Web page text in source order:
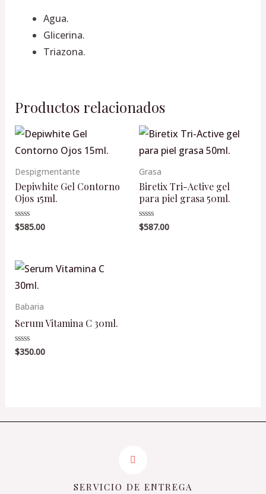
Agua.
Glicerina.
Triazona.
Productos relacionados
Despigmentante
Depiwhite Gel Contorno
Ojos 15ml.
Valorado
en
$585.00
Grasa
Biretix Tri-Active gel
para piel grasa 50ml.
Valorado
en
$587.00
Babaria
Serum Vitamina C 30ml.
Valorado
en
$350.00
SERVICIO DE ENTREGA